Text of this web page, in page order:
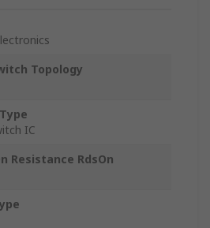
Topology
IC
Resistance RdsOn